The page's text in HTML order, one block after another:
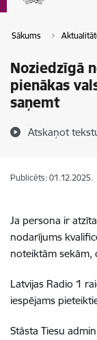
Sākums
Noziedzīgā
pienākas
saņemt
Atskaņot
Publicēts: 01.12.2025.
Ja persona ir
nodarījums
noteiktām sekām,
Latvijas Radio 1
iespējams
Stāsta Tiesu